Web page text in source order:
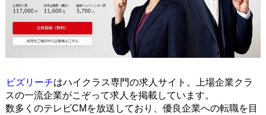
ビズリーチはハイクラス専門の求人サイト。上場企業クラ
スの一流企業がこぞって求人を掲載しています。
数多くのテレビCMを放送しており、優良企業への転職を目